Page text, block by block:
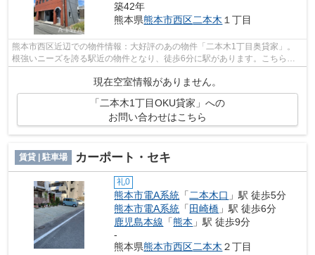
築42年
熊本県熊本市西区二本木 １丁目
熊本市西区近辺での物件情報：大好評のあの物件「二本木1丁目奥貸家」。
根強いニーズを誇る駅近の物件となり、徒歩6分に駅があります。こちらは
一戸建ての物件です。場所や条件がまっ...
現在空室情報がありません。
「二本木1丁目OKU貸家」への
お問い合わせはこちら
賃貸 | 駐車場 カーポート・セキ
礼0
熊本市電A系統 「二本木口 」駅 徒歩5分
熊本市電A系統 「 田崎橋 」駅 徒歩6分
鹿児島本線 「熊本 」駅 徒歩9分
-
熊本県熊本市西区二本木 ２丁目